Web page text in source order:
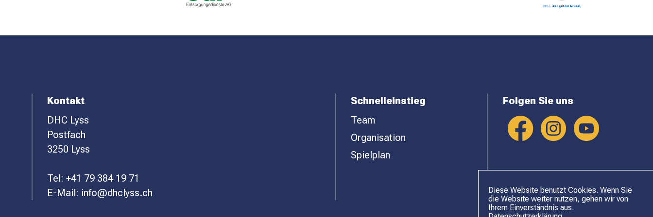
F
O
O
T
E
Kontakt
DHC Lyss
Postfach
3250 Lyss
Tel: +41 79 384 19 71
E-Mail: info@dhclyss.ch
Schnelleinstieg
Team
Organisation
Spielplan
Folgen Sie uns
Diese Website benutzt Cookies. Wenn Sie
die Website weiter nutzen, gehen wir von
Ihrem Einverständnis aus.